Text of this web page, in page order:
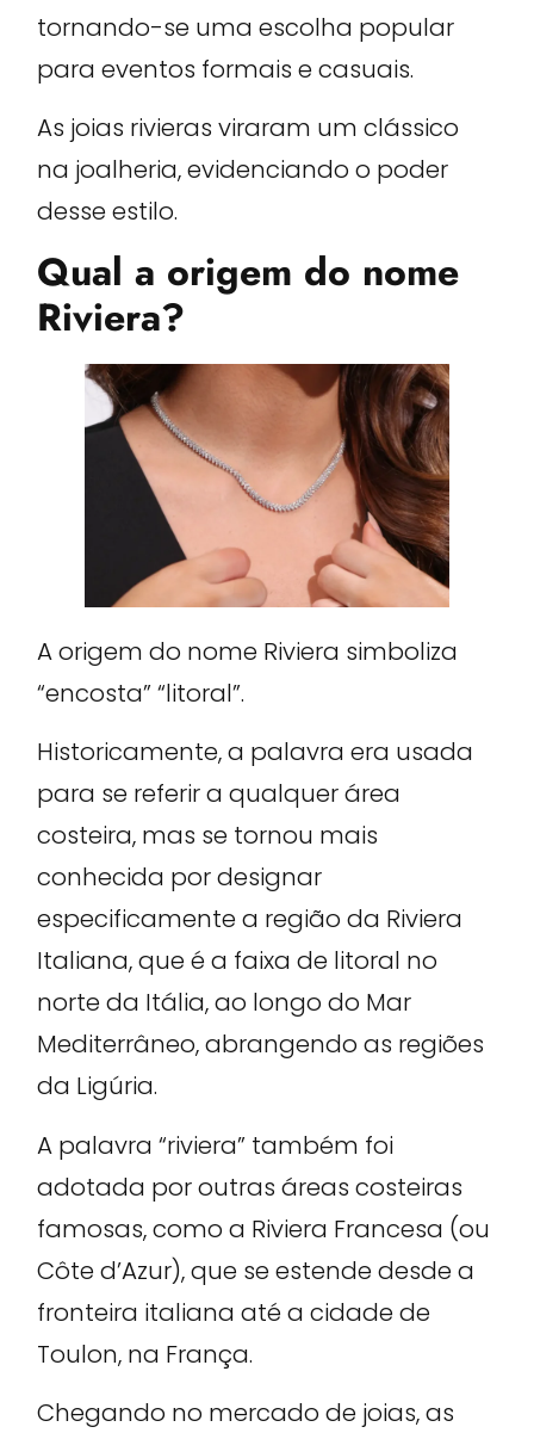
tornando-se uma escolha popular
para eventos formais e casuais.
As joias rivieras viraram um clássico
na joalheria, evidenciando o poder
desse estilo.
Qual a origem do nome
Riviera?
A origem do nome Riviera simboliza
“encosta” “litoral”.
Historicamente, a palavra era usada
para se referir a qualquer área
costeira, mas se tornou mais
conhecida por designar
especificamente a região da Riviera
Italiana, que é a faixa de litoral no
norte da Itália, ao longo do Mar
Mediterrâneo, abrangendo as regiões
da Ligúria.
A palavra “riviera” também foi
adotada por outras áreas costeiras
famosas, como a Riviera Francesa (ou
Côte d’Azur), que se estende desde a
fronteira italiana até a cidade de
Toulon, na França.
Chegando no mercado de joias, as